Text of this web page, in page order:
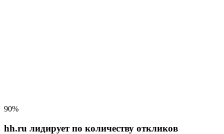
90%
hh.ru лидирует по количеству откликов